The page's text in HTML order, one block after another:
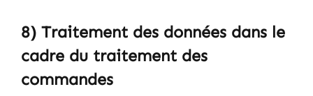
8) Traitement des données dans le
cadre du traitement des
commandes